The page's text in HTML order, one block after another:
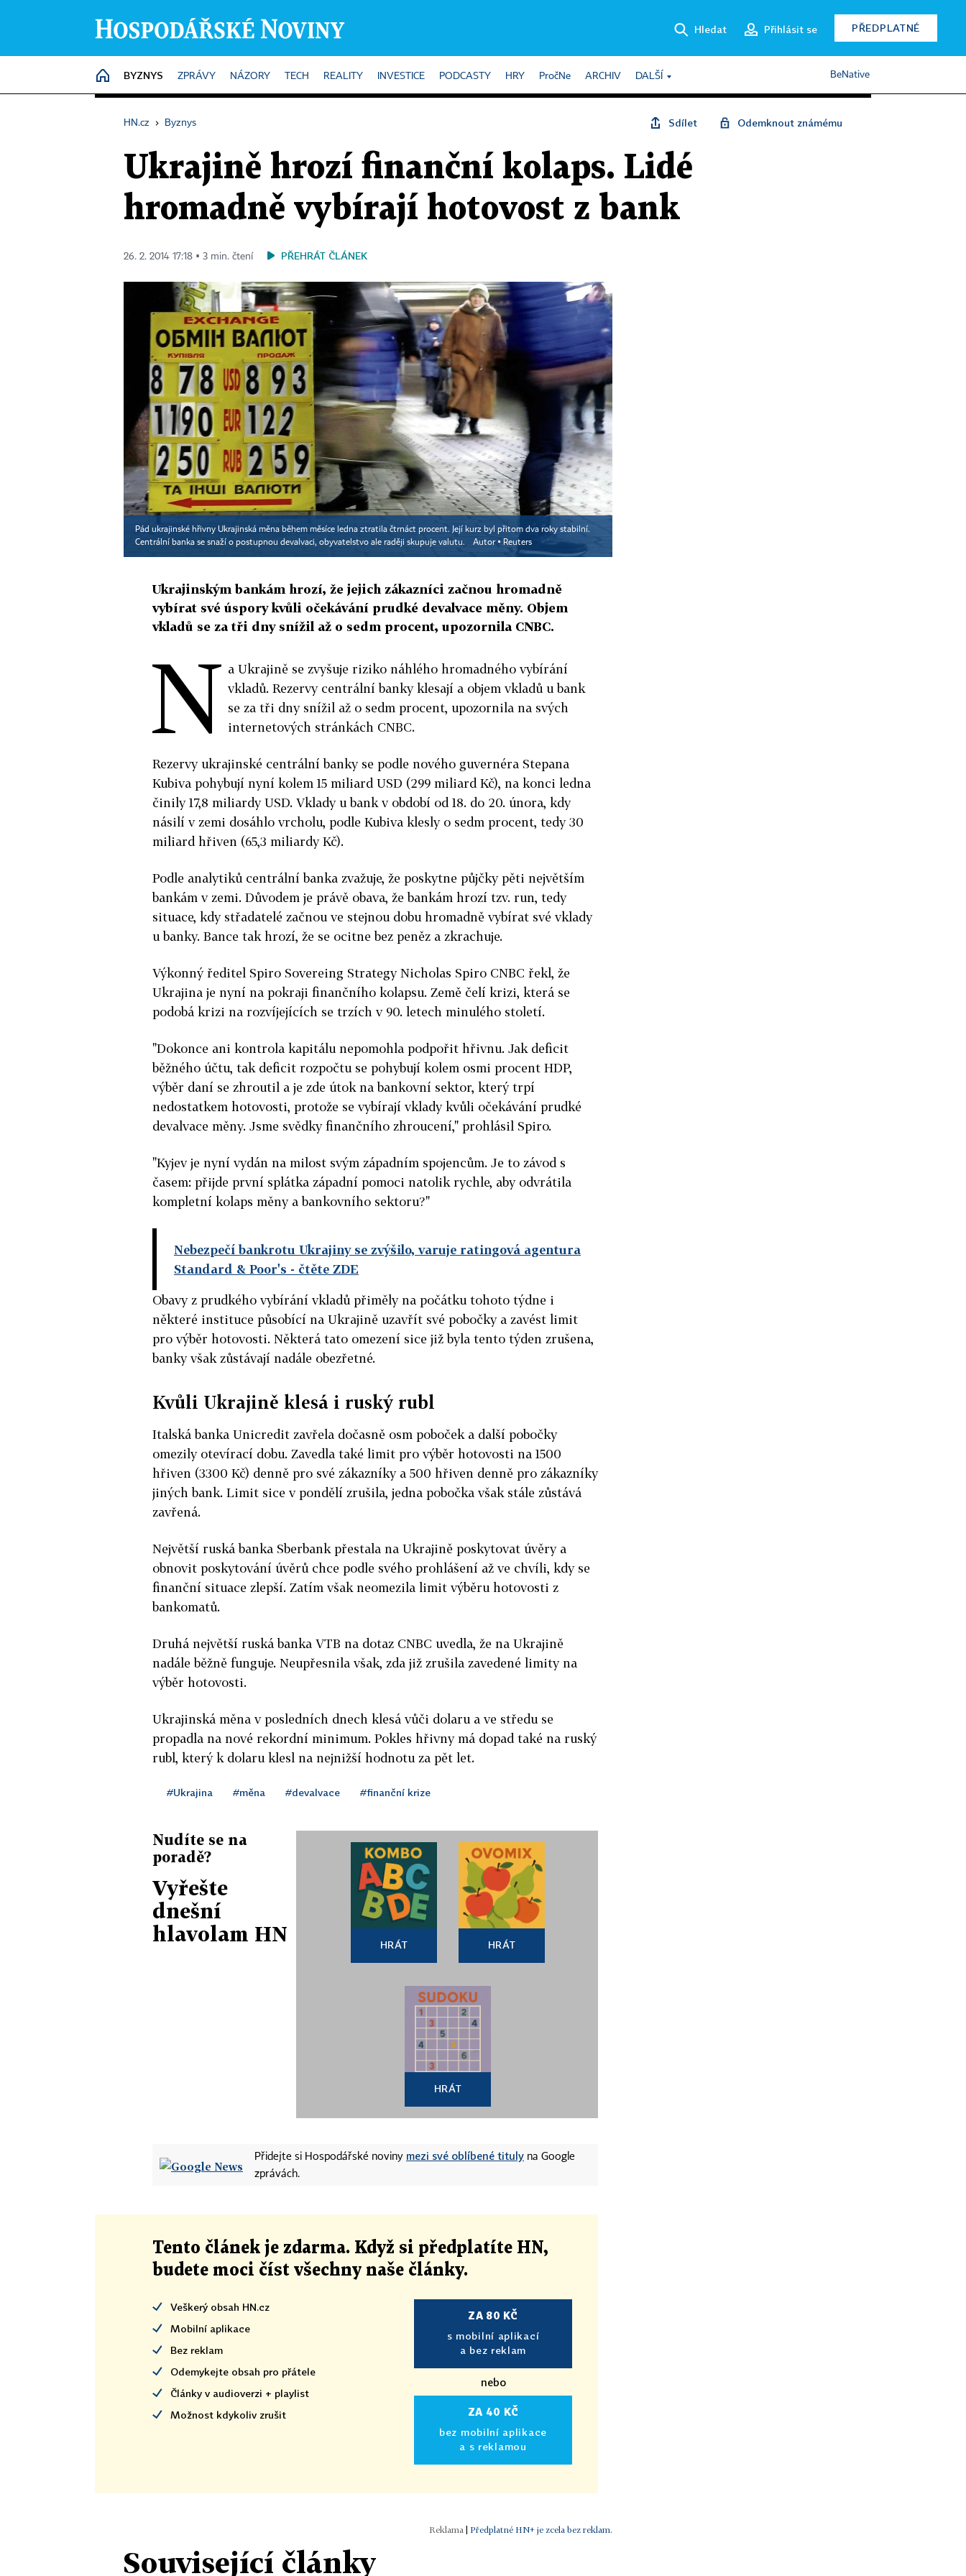
Hledat Přihlásit se PŘEDPLATNÉ
HOME
BYZNYS ZPRÁVY NÁZORY TECH REALITY INVESTICE PODCASTY HRY PročNe ARCHIV DALŠÍ BeNative
HN.cz › Byznys Sdílet Odemknout známému
Ukrajině hrozí finanční kolaps. Lidé
hromadně vybírají hotovost z bank
26. 2. 2014 17:18 ▪ 3 min. čtení PŘEHRÁT ČLÁNEK
Pád ukrajinské hřivny Ukrajinská měna během měsíce ledna ztratila čtrnáct procent. Její kurz byl přitom dva roky stabilní.
Centrální banka se snaží o postupnou devalvaci, obyvatelstvo ale raději skupuje valutu.
Autor ▪ Reuters
Ukrajinským bankám hrozí, že jejich zákazníci začnou hromadně
vybírat své úspory kvůli očekávání prudké devalvace měny. Objem
vkladů se za tři dny snížil až o sedm procent, upozornila CNBC.
N a Ukrajině se zvyšuje riziko náhlého hromadného vybírání
vkladů. Rezervy centrální banky klesají a objem vkladů u bank
se za tři dny snížil až o sedm procent, upozornila na svých
internetových stránkách CNBC.
Rezervy ukrajinské centrální banky se podle nového guvernéra Stepana
Kubiva pohybují nyní kolem 15 miliard USD (299 miliard Kč), na konci ledna
činily 17,8 miliardy USD. Vklady u bank v období od 18. do 20. února, kdy
násilí v zemi dosáhlo vrcholu, podle Kubiva klesly o sedm procent, tedy 30
miliard hřiven (65,3 miliardy Kč).
Podle analytiků centrální banka zvažuje, že poskytne půjčky pěti největším
bankám v zemi. Důvodem je právě obava, že bankám hrozí tzv. run, tedy
situace, kdy střadatelé začnou ve stejnou dobu hromadně vybírat své vklady
u banky. Bance tak hrozí, že se ocitne bez peněz a zkrachuje.
Výkonný ředitel Spiro Sovereing Strategy Nicholas Spiro CNBC řekl, že
Ukrajina je nyní na pokraji finančního kolapsu. Země čelí krizi, která se
podobá krizi na rozvíjejících se trzích v 90. letech minulého století.
"Dokonce ani kontrola kapitálu nepomohla podpořit hřivnu. Jak deficit
běžného účtu, tak deficit rozpočtu se pohybují kolem osmi procent HDP,
výběr daní se zhroutil a je zde útok na bankovní sektor, který trpí
nedostatkem hotovosti, protože se vybírají vklady kvůli očekávání prudké
devalvace měny. Jsme svědky finančního zhroucení," prohlásil Spiro.
"Kyjev je nyní vydán na milost svým západním spojencům. Je to závod s
časem: přijde první splátka západní pomoci natolik rychle, aby odvrátila
kompletní kolaps měny a bankovního sektoru?"
Nebezpečí bankrotu Ukrajiny se zvýšilo, varuje ratingová agentura
Standard & Poor's - čtěte ZDE
Obavy z prudkého vybírání vkladů přiměly na počátku tohoto týdne i
některé instituce působící na Ukrajině uzavřít své pobočky a zavést limit
pro výběr hotovosti. Některá tato omezení sice již byla tento týden zrušena,
banky však zůstávají nadále obezřetné.
Kvůli Ukrajině klesá i ruský rubl
Italská banka Unicredit zavřela dočasně osm poboček a další pobočky
omezily otevírací dobu. Zavedla také limit pro výběr hotovosti na 1500
hřiven (3300 Kč) denně pro své zákazníky a 500 hřiven denně pro zákazníky
jiných bank. Limit sice v pondělí zrušila, jedna pobočka však stále zůstává
zavřená.
Největší ruská banka Sberbank přestala na Ukrajině poskytovat úvěry a
obnovit poskytování úvěrů chce podle svého prohlášení až ve chvíli, kdy se
finanční situace zlepší. Zatím však neomezila limit výběru hotovosti z
bankomatů.
Druhá největší ruská banka VTB na dotaz CNBC uvedla, že na Ukrajině
nadále běžně funguje. Neupřesnila však, zda již zrušila zavedené limity na
výběr hotovosti.
Ukrajinská měna v posledních dnech klesá vůči dolaru a ve středu se
propadla na nové rekordní minimum. Pokles hřivny má dopad také na ruský
rubl, který k dolaru klesl na nejnižší hodnotu za pět let.
#Ukrajina #měna #devalvace #finanční krize
Nudíte se na
poradě?
Vyřešte
dnešní
hlavolam HN
HRÁT HRÁT
HRÁT
Přidejte si Hospodářské noviny mezi své oblíbené tituly na Google
zprávách.
Tento článek je zdarma. Když si předplatíte HN,
budete moci číst všechny naše články.
Veškerý obsah HN.cz
Mobilní aplikace
Bez reklam
Odemykejte obsah pro přátele
Články v audioverzi + playlist
Možnost kdykoliv zrušit
ZA 80 KČ
s mobilní aplikací
a bez reklam
nebo
ZA 40 KČ
bez mobilní aplikace
a s reklamou
| Předplatné HN+ je zcela bez reklam.
Související články